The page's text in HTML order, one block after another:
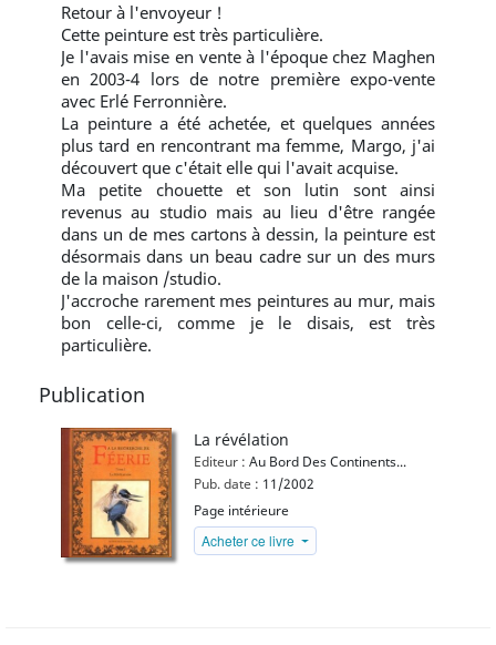
Retour à l'envoyeur !
Cette peinture est très particulière.
Je l'avais mise en vente à l'époque chez Maghen
en 2003-4 lors de notre première expo-vente
avec Erlé Ferronnière.
La peinture a été achetée, et quelques années
plus tard en rencontrant ma femme, Margo, j'ai
découvert que c'était elle qui l'avait acquise.
Ma petite chouette et son lutin sont ainsi
revenus au studio mais au lieu d'être rangée
dans un de mes cartons à dessin, la peinture est
désormais dans un beau cadre sur un des murs
de la maison /studio.
J'accroche rarement mes peintures au mur, mais
bon celle-ci, comme je le disais, est très
particulière.
Publication
La révélation
Editeur : Au Bord Des Continents...
Pub. date : 11/2002
Page intérieure
Acheter ce livre